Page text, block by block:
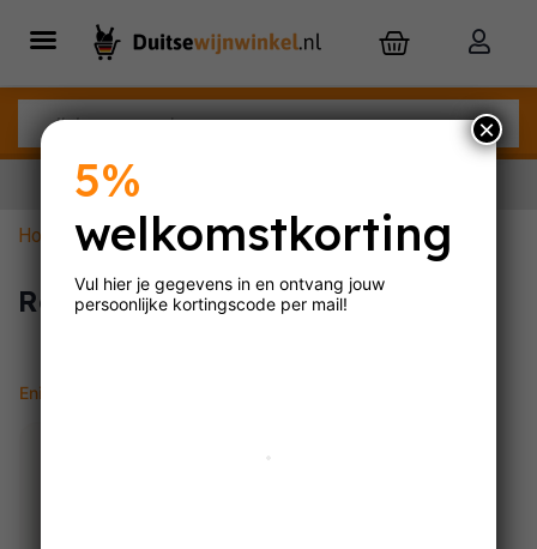
Home »Rosé uit Veneto
Rosé uit Veneto
Enig resultaat
5%
welkomstkorting
Vul hier je gegevens in en ontvang jouw
persoonlijke kortingscode per mail!
×